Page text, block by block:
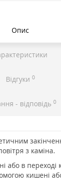
Опис
Відгуки 0
- відповідь 0
з каміна.
або в переході
кишені